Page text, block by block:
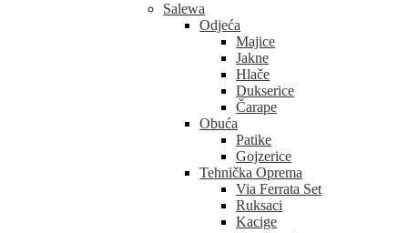
Salewa
Odjeća
Majice
Jakne
Hlače
Dukserice
Čarape
Obuća
Patike
Gojzerice
Tehnička Oprema
Via Ferrata Set
Ruksaci
Kacige